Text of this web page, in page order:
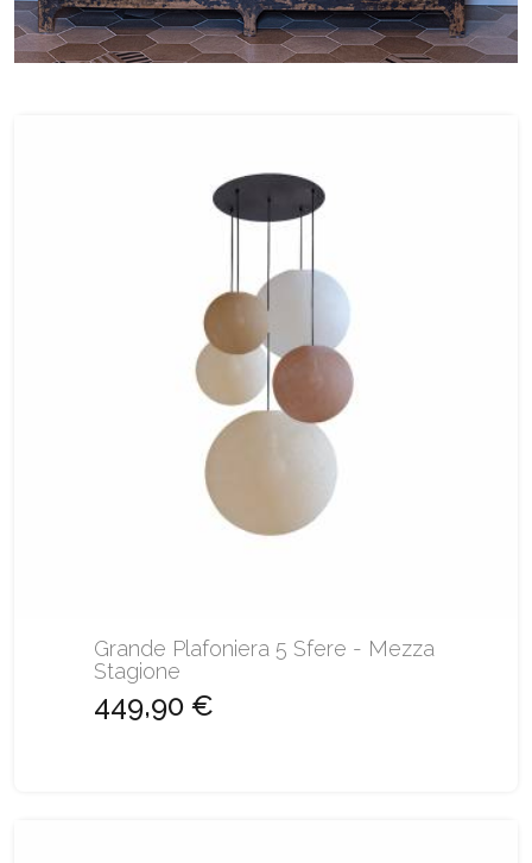
Grande Plafoniera 5 Sfere - Mezza
Stagione
449,90 €